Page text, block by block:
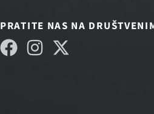
PRATITE NAS NA